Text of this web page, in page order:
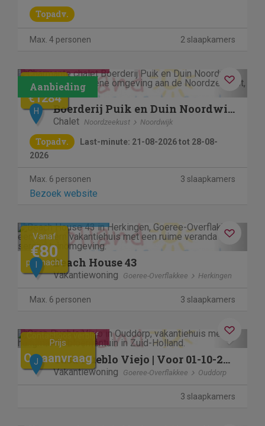
Topadv.
Max. 4 personen 2 slaapkamers
Previous Next
€1605
€1284
H Boerderij Puik en Duin Noordwijk
Chalet Noordzeekust Noordwijk
Topadv.
Last-minute: 21-08-2026 tot 28-08-
2026
Max. 6 personen 3 slaapkamers
Bezoek website
Previous Next
Vanaf
€80
per nachtBeach House 43
Vakantiewoning Goeree-Overflakkee Herkingen
Max. 6 personen 3 slaapkamers
Previous Next
Contactloos verblijf
Prijs
Op aanvraag
J Casa Pueblo Viejo | Voor 01-10-22 Casa Noa Anna
Vakantiewoning Goeree-Overflakkee Ouddorp
3 slaapkamers